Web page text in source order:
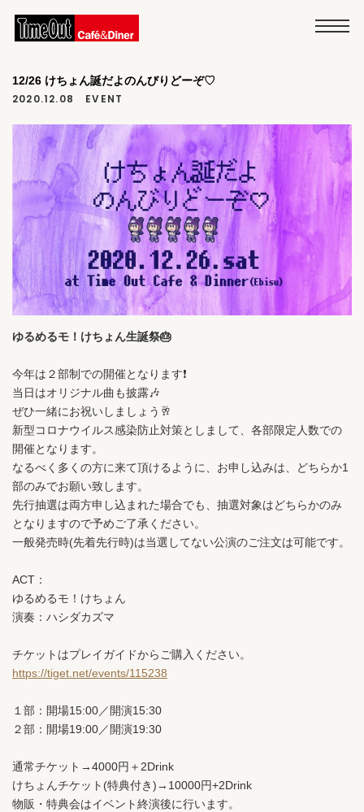
12/26 けちょん誕だよのんびりどーぞ♡
2020.12.08 EVENT
ゆるめるモ！けちょん生誕祭🎂
今年は２部制での開催となります❗️
当日はオリジナル曲も披露🎶
ぜひ一緒にお祝いしましょう🥂
新型コロナウイルス感染防止対策としまして、各部限定人数での
開催となります。
なるべく多くの方に来て頂けるように、お申し込みは、どちらか1
部のみでお願い致します。
先行抽選は両方申し込まれた場合でも、抽選対象はどちらかのみ
となりますので予めご了承ください。
一般発売時(先着先行時)は当選してない公演のご注文は可能です。
ACT：
ゆるめるモ！けちょん
演奏：ハシダカズマ
チケットはプレイガイドからご購入ください。
https://tiget.net/events/115238
１部：開場15:00／開演15:30
２部：開場19:00／開演19:30
通常チケット→4000円＋2Drink
けちょんチケット(特典付き)→10000円+2Drink
物販・特典会はイベント終演後に行います。